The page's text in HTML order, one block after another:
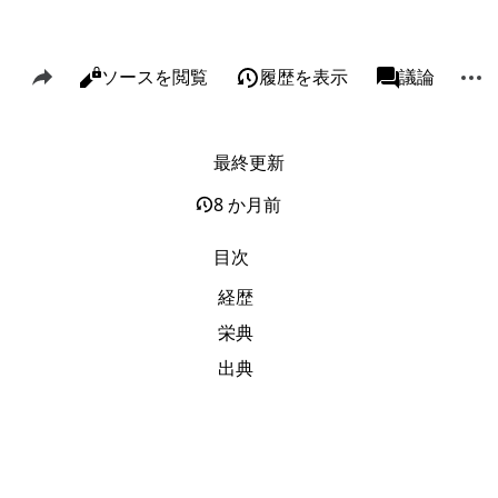
このページを共有
表示
閲覧ソースを閲覧 履歴を表示 associated-
ページ議論
リンク元
関連ページの更新状況
ページ情報
このページを引用
最終更新
8 か月前
目次
経歴
栄典
出典